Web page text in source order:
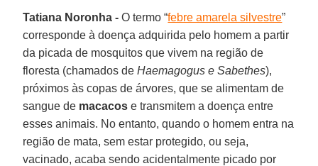
Tatiana Noronha - O termo “febre amarela silvestre”
corresponde à doença adquirida pelo homem a partir
da picada de mosquitos que vivem na região de
floresta (chamados deHaemagogus e Sabethes),
próximos às copas de árvores, que se alimentam de
sangue de macacos e transmitem a doença entre
esses animais. No entanto, quando o homem entra na
região de mata, sem estar protegido, ou seja,
vacinado, acaba sendo acidentalmente picado por